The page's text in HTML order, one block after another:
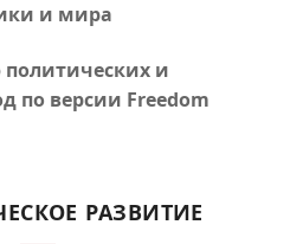
и мира
и
по версии Freedom
РАЗВИТИЕ